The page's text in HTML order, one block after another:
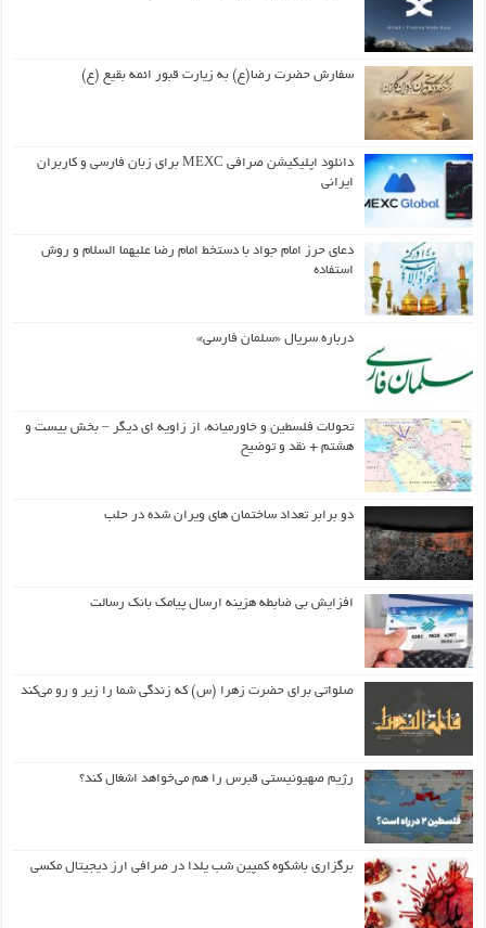
سفارش حضرت رضا(ع) به زیارت قبور ائمه بقیع (ع)
دانلود اپلیکیشن صرافی MEXC برای زبان فارسی و کاربران
ایرانی
دعای حرز امام جواد با دستخط امام رضا علیهما السلام و روش
استفاده
درباره سریال «سلمان فارسی»
تحولات فلسطین و خاورمیانه، از زاویه ای دیگر – بخش بیست و
هشتم + نقد و توضیح
دو برابر تعداد ساختمان های ویران شده در حلب
افزایش بی ضابطه هزینه ارسال پیامک بانک رسالت
صلواتی برای حضرت زهرا (س) که زندگی شما را زیر و رو می‌کند
رژیم صهیونیستی قبرس را هم می‌خواهد اشغال کند؟
برگزاری باشکوه کمپین شب یلدا در صرافی ارز دیجیتال مکسی